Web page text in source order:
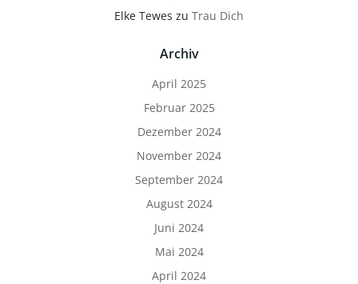
Elke Tewes zu Trau Dich
Archiv
April 2025
Februar 2025
Dezember 2024
November 2024
September 2024
August 2024
Juni 2024
Mai 2024
April 2024